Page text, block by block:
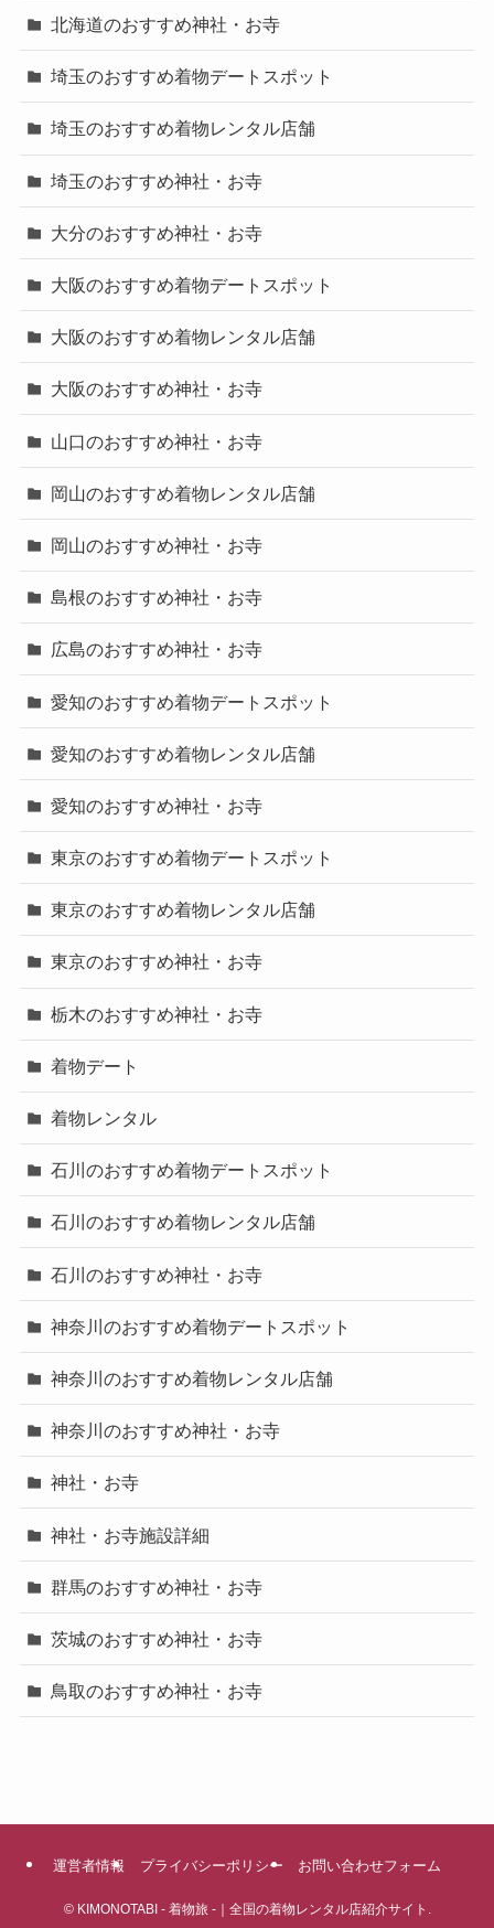
北海道のおすすめ神社・お寺
埼玉のおすすめ着物デートスポット
埼玉のおすすめ着物レンタル店舗
埼玉のおすすめ神社・お寺
大分のおすすめ神社・お寺
大阪のおすすめ着物デートスポット
大阪のおすすめ着物レンタル店舗
大阪のおすすめ神社・お寺
山口のおすすめ神社・お寺
岡山のおすすめ着物レンタル店舗
岡山のおすすめ神社・お寺
島根のおすすめ神社・お寺
広島のおすすめ神社・お寺
愛知のおすすめ着物デートスポット
愛知のおすすめ着物レンタル店舗
愛知のおすすめ神社・お寺
東京のおすすめ着物デートスポット
東京のおすすめ着物レンタル店舗
東京のおすすめ神社・お寺
栃木のおすすめ神社・お寺
着物デート
着物レンタル
石川のおすすめ着物デートスポット
石川のおすすめ着物レンタル店舗
石川のおすすめ神社・お寺
神奈川のおすすめ着物デートスポット
神奈川のおすすめ着物レンタル店舗
神奈川のおすすめ神社・お寺
神社・お寺
神社・お寺施設詳細
群馬のおすすめ神社・お寺
茨城のおすすめ神社・お寺
鳥取のおすすめ神社・お寺
運営者情報 プライバシーポリシー お問い合わせフォーム
©KIMONOTABI - 着物旅 -｜全国の着物レンタル店紹介サイト.